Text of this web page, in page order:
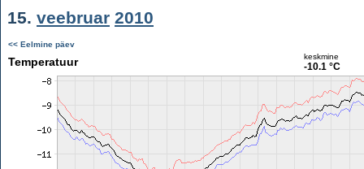
15. veebruar 2010
<< Eelmine päev
Temperatuur keskmine
-10.1 °C